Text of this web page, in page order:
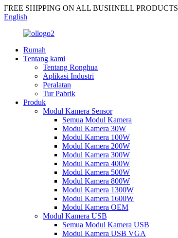
FREE SHIPPING ON ALL BUSHNELL PRODUCTS
English
Rumah
Tentang kami
Tentang Ronghua
Aplikasi Industri
Peralatan
Tur Pabrik
Produk
Modul Kamera Sensor
Semua Modul Kamera
Modul Kamera 30W
Modul Kamera 100W
Modul Kamera 200W
Modul Kamera 300W
Modul Kamera 400W
Modul Kamera 500W
Modul Kamera 800W
Modul Kamera 1300W
Modul Kamera 1600W
Modul Kamera OEM
Modul Kamera USB
Semua Modul Kamera USB
Modul Kamera USB VGA